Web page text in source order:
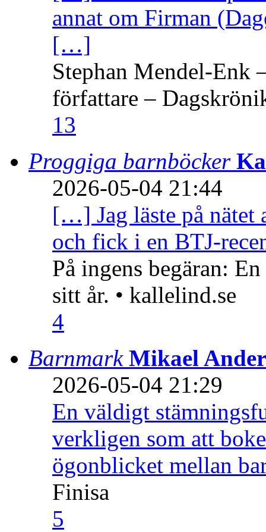
annat om Firman
[…]
Stephan Mendel-Enk
författare –
13
Proggiga barnböcker
2026-05-04 21:44
[…] Jag läste på nätet
och fick i en BTJ-
På ingens begäran:
sitt år. • kallelind.se
4
Barnmark Mikael
2026-05-04 21:29
En väldigt
verkligen som att
ögonblicket mellan
Finisa
5